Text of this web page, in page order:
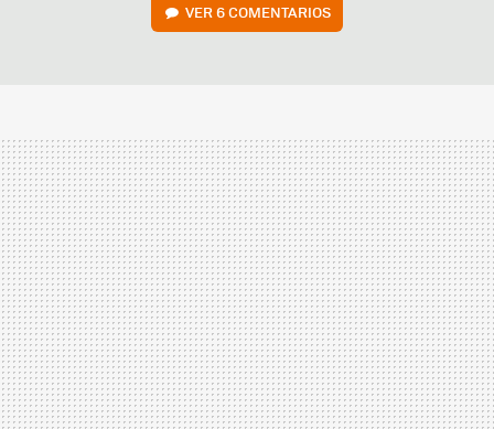
VER6 COMENTARIOS